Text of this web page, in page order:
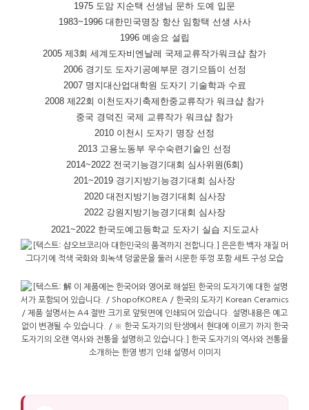
1975 도암 지순택 선생님 문하 도예 입문
1983~1996 대한민국명장 항산 임항택 선생 사사
1996 예송요 설립
2005 제3회 세계도자비엔날레 국제교류작가워크샵 참가
2006 경기도 도자기공예부문 경기으뜸이 선정
2007 명지대산업대학원 도자기 기술학과 수료
2008 제22회 이천도자기축제한중교류작가 워크샵 참가
중국 경덕진 국제 교류작가 워크샵 참가
2010 이천시 도자기 명장 선정
2013 고용노동부 우수숙련기술인 선정
2014~2022 전국기능경기대회 심사위원(6회)
201~2019 경기지방기능경기대회 심사장
2020 대전지방기능경기대회 심사장
2022 강원지방기능경기대회 심사장
2021~2022 한국도예고등학교 도자기 실습 지도교사